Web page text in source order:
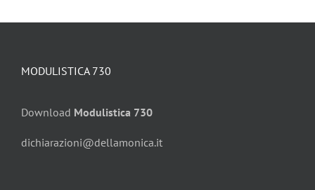
MODULISTICA 730
Download Modulistica 730
dichiarazioni@dellamonica.it